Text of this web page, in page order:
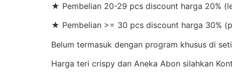
★ Pembelian 20-29 pcs discount harga 20%
★ Pembelian >= 30 pcs discount harga 30%
Belum termasuk dengan program khusus di
Harga teri crispy dan Aneka Abon silahkan